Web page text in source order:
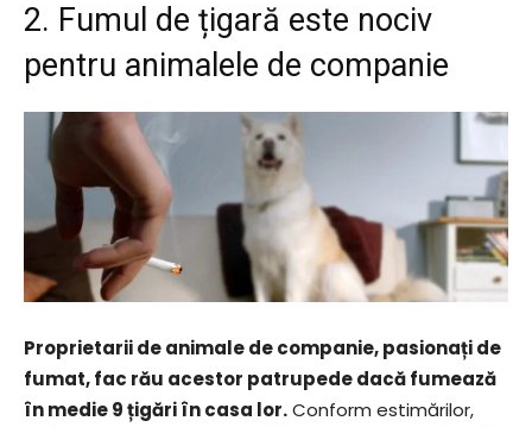
2. Fumul de țigară este nociv
pentru animalele de companie
Proprietarii de animale de companie, pasionați de
fumat, fac rău acestor patrupede dacă fumează
în medie 9 țigări în casa lor.Conform estimărilor,